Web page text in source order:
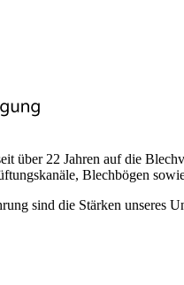
über 22 Jahren auf die
Blechbögen
sind die Stärken unseres